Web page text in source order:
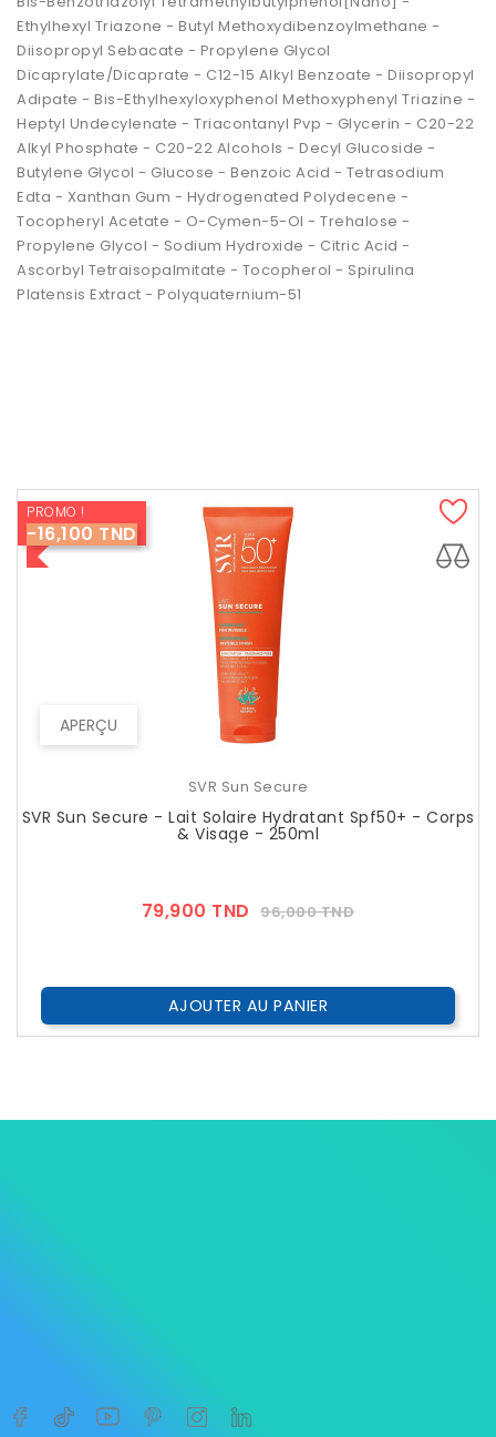
Ethylhexyl Triazone - Butyl Methoxydibenzoylmethane -
Diisopropyl Sebacate - Propylene Glycol
Dicaprylate/Dicaprate - C12-15 Alkyl Benzoate - Diisopropyl
Adipate - Bis-Ethylhexyloxyphenol Methoxyphenyl Triazine -
Heptyl Undecylenate - Triacontanyl Pvp - Glycerin - C20-22
Alkyl Phosphate - C20-22 Alcohols - Decyl Glucoside -
Butylene Glycol - Glucose - Benzoic Acid - Tetrasodium
Edta - Xanthan Gum - Hydrogenated Polydecene -
Tocopheryl Acetate - O-Cymen-5-Ol - Trehalose -
Propylene Glycol - Sodium Hydroxide - Citric Acid -
Ascorbyl Tetraisopalmitate - Tocopherol - Spirulina
Platensis Extract - Polyquaternium-51
APERÇU
PROMO !
-16,100 TND
SVR Sun Secure
SVR Sun Secure - Lait Solaire Hydratant Spf50+ - Corps
& Visage - 250ml
79,900 TND Prix
96,000 TNDPrix
AJOUTER AU PANIER